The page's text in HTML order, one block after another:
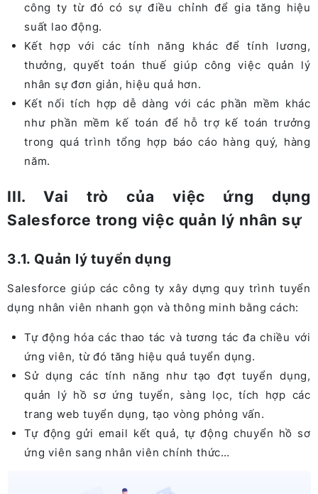
công ty từ đó có sự điều chỉnh để gia tăng hiệu
suất lao động.
Kết hợp với các tính năng khác để tính lương,
thưởng, quyết toán thuế giúp công việc quản lý
nhân sự đơn giản, hiệu quả hơn.
Kết nối tích hợp dễ dàng với các phần mềm khác
như phần mềm kế toán để hỗ trợ kế toán trưởng
trong quá trình tổng hợp báo cáo hàng quý, hàng
năm.
III. Vai trò của việc ứng dụng
Salesforce trong việc quản lý nhân sự
3.1. Quản lý tuyển dụng
Salesforce giúp các công ty xây dựng quy trình tuyển
dụng nhân viên nhanh gọn và thông minh bằng cách:
Tự động hóa các thao tác và tương tác đa chiều với
ứng viên, từ đó tăng hiệu quả tuyển dụng.
Sử dụng các tính năng như tạo đợt tuyển dụng,
quản lý hồ sơ ứng tuyển, sàng lọc, tích hợp các
trang web tuyển dụng, tạo vòng phỏng vấn.
Tự động gửi email kết quả, tự động chuyển hồ sơ
ứng viên sang nhân viên chính thức…